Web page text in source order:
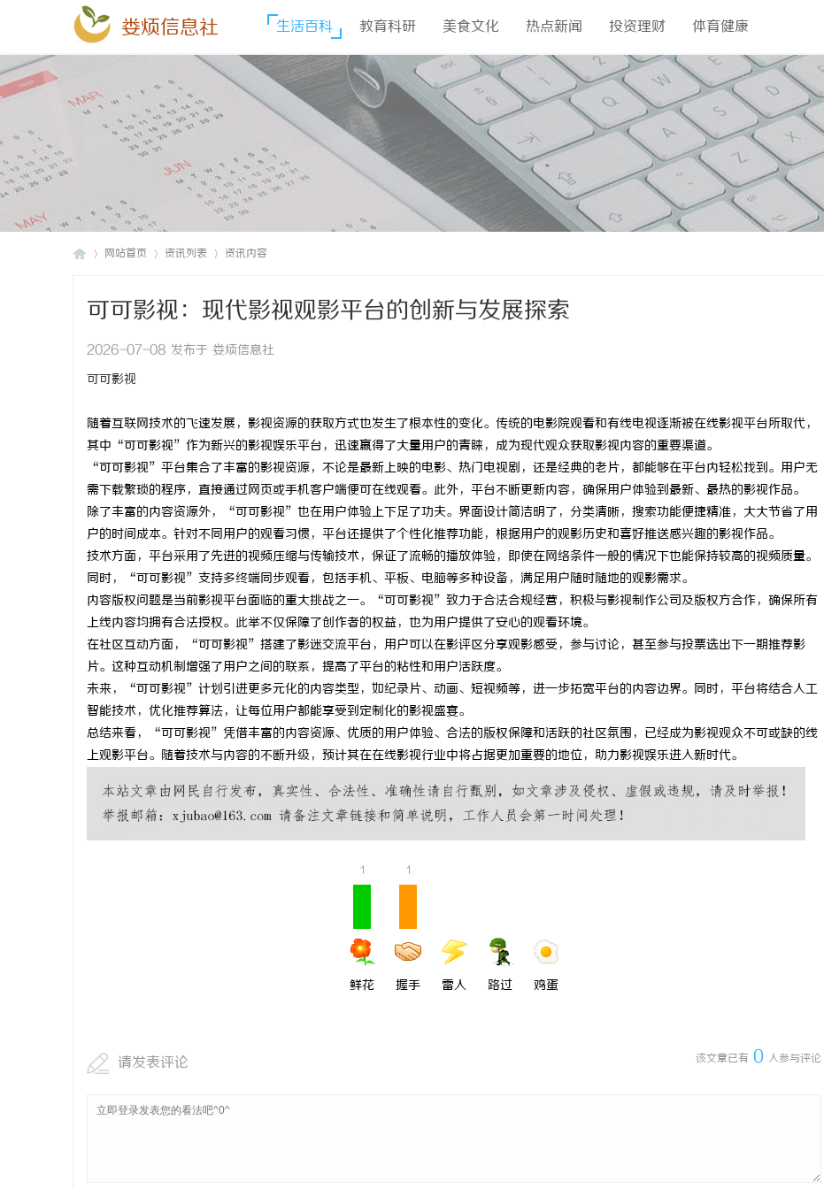
娄烦信息社 生活百科 教育科研 美食文化 热点新闻 投资理财 体育健康
网站首页 资讯列表 资讯内容
可可影视：现代影视观影平台的创新与发展探索
2026-07-08 发布于 娄烦信息社
可可影视
随着互联网技术的飞速发展，影视资源的获取方式也发生了根本性的变化。传统的电影院观看和有线电视逐渐被在线影视平台所取代，
其中“可可影视”作为新兴的影视娱乐平台，迅速赢得了大量用户的青睐，成为现代观众获取影视内容的重要渠道。
“可可影视”平台集合了丰富的影视资源，不论是最新上映的电影、热门电视剧，还是经典的老片，都能够在平台内轻松找到。用户无
需下载繁琐的程序，直接通过网页或手机客户端便可在线观看。此外，平台不断更新内容，确保用户体验到最新、最热的影视作品。
除了丰富的内容资源外，“可可影视”也在用户体验上下足了功夫。界面设计简洁明了，分类清晰，搜索功能便捷精准，大大节省了用
户的时间成本。针对不同用户的观看习惯，平台还提供了个性化推荐功能，根据用户的观影历史和喜好推送感兴趣的影视作品。
技术方面，平台采用了先进的视频压缩与传输技术，保证了流畅的播放体验，即使在网络条件一般的情况下也能保持较高的视频质量。
同时，“可可影视”支持多终端同步观看，包括手机、平板、电脑等多种设备，满足用户随时随地的观影需求。
内容版权问题是当前影视平台面临的重大挑战之一。“可可影视”致力于合法合规经营，积极与影视制作公司及版权方合作，确保所有
上线内容均拥有合法授权。此举不仅保障了创作者的权益，也为用户提供了安心的观看环境。
在社区互动方面，“可可影视”搭建了影迷交流平台，用户可以在影评区分享观影感受，参与讨论，甚至参与投票选出下一期推荐影
片。这种互动机制增强了用户之间的联系，提高了平台的粘性和用户活跃度。
未来，“可可影视”计划引进更多元化的内容类型，如纪录片、动画、短视频等，进一步拓宽平台的内容边界。同时，平台将结合人工
智能技术，优化推荐算法，让每位用户都能享受到定制化的影视盛宴。
总结来看，“可可影视”凭借丰富的内容资源、优质的用户体验、合法的版权保障和活跃的社区氛围，已经成为影视观众不可或缺的线
上观影平台。随着技术与内容的不断升级，预计其在在线影视行业中将占据更加重要的地位，助力影视娱乐进入新时代。
1
鲜花
1
握手 雷人 路过 鸡蛋
该文章已有 0 人参与评论
请发表评论
武汉配眼镜 上海配眼镜 干燥症患者口干眼燥熬多年，一个周期缓过